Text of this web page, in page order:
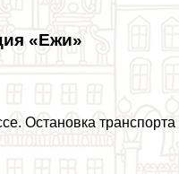
«Ежи»
Остановка трaнcпорта